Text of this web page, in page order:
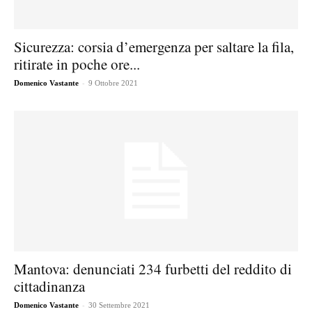
Sicurezza: corsia d’emergenza per saltare la fila,
ritirate in poche ore...
Domenico Vastante - 9 Ottobre 2021
Mantova: denunciati 234 furbetti del reddito di
cittadinanza
Domenico Vastante - 30 Settembre 2021